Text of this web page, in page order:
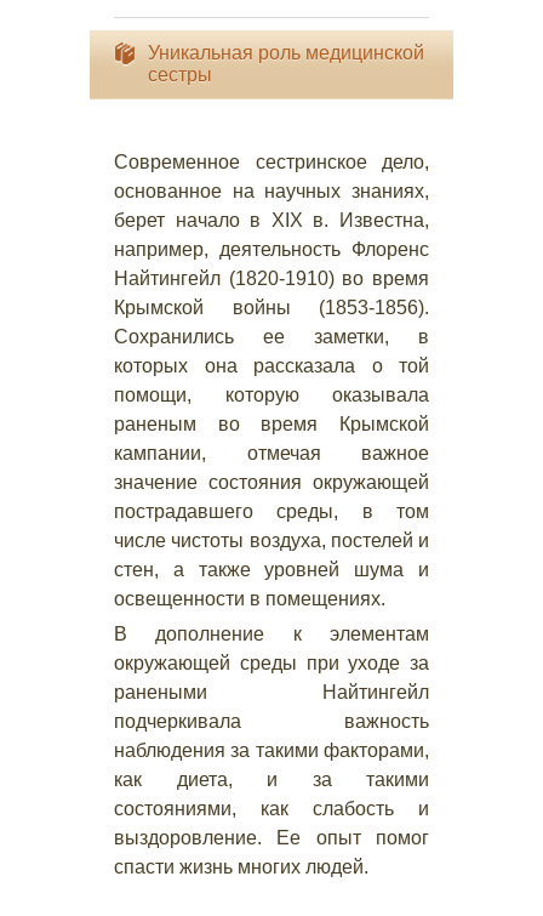
Уникальная роль медицинской
сестры
Современное сестринское дело,
основанное на научных знаниях,
берет начало в XIX в. Известна,
например, деятельность Флоренс
Найтингейл (1820-1910) во время
Крымской войны (1853-1856).
Сохранились ее заметки, в
которых она рассказала о той
помощи, которую оказывала
раненым во время Крымской
кампании, отмечая важное
значение состояния окружающей
пострадавшего среды, в том
числе чистоты воздуха, постелей и
стен, а также уровней шума и
освещенности в помещениях.
В дополнение к элементам
окружающей среды при уходе за
ранеными Найтингейл
подчеркивала важность
наблюдения за такими факторами,
как диета, и за такими
состояниями, как слабость и
выздоровление. Ее опыт помог
спасти жизнь многих людей.